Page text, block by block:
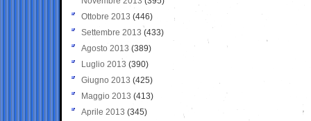
Ottobre 2013 (446)
Settembre 2013 (433)
Agosto 2013 (389)
Luglio 2013 (390)
Giugno 2013 (425)
Maggio 2013 (413)
Aprile 2013 (345)